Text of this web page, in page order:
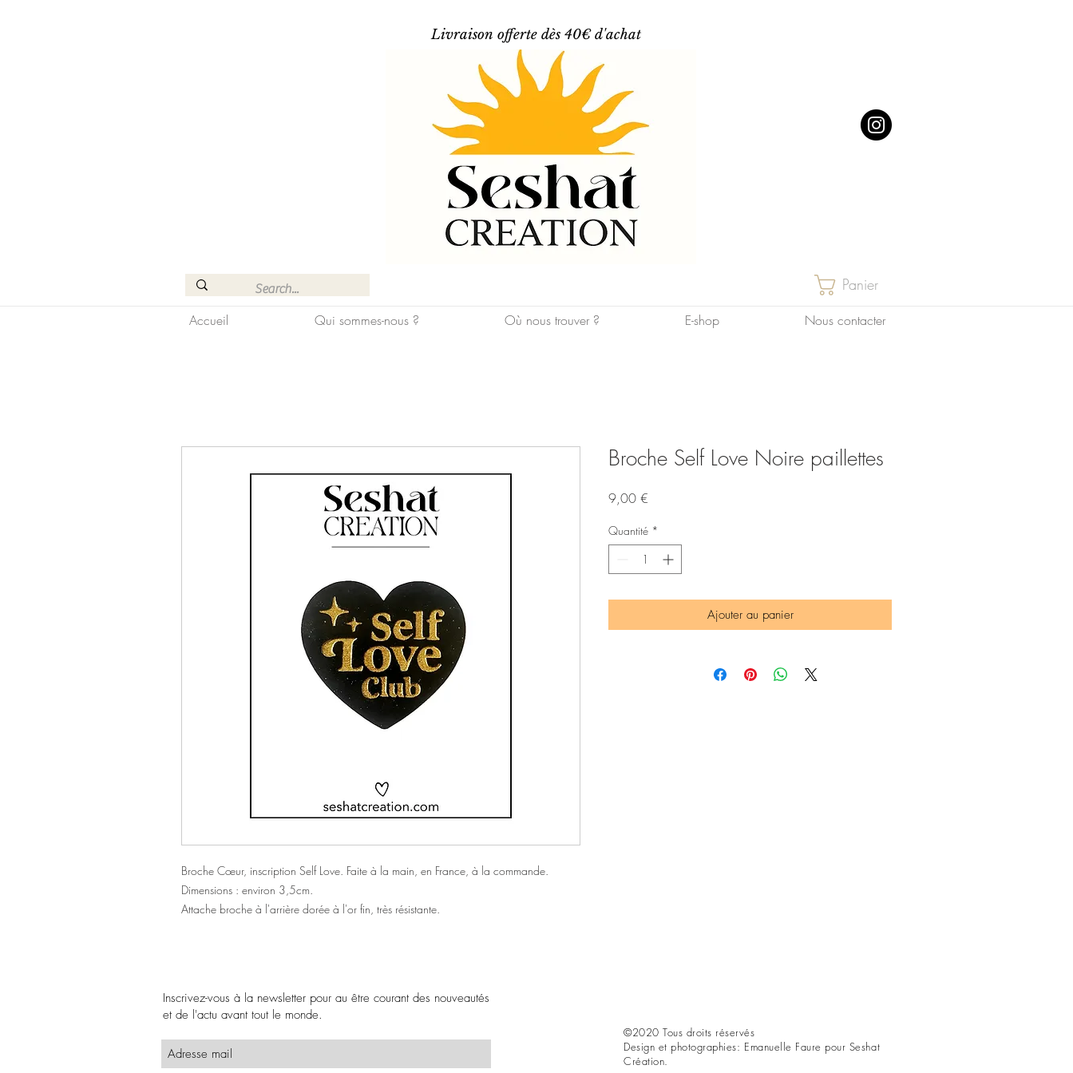
Livraison offerte dès 40€ d'achat
Panier
Accueil Qui sommes-nous ? Où nous trouver ? E-shop Nous contacter
Broche Cœur, inscription Self Love. Faite à la main, en France, à la commande.
Dimensions : environ 3,5cm.
Attache broche à l'arrière dorée à l'or fin, très résistante.
Broche Self Love Noire paillettes
9,00 €
Quantité *
Ajouter au panier
Inscrivez-vous à la newsletter pour au être courant des nouveautés
et de l'actu avant tout le monde.
©2020 Tous droits réservés
Design et photographies: Emanuelle Faure pour Seshat
Création.